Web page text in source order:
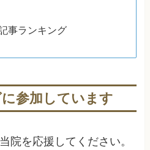
事ランキング
参加しています
院を応援してください。